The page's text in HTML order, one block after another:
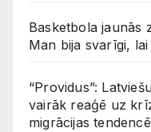
Basketbola jaunās
Man bija svarīgi,
“Providus”:
vairāk reaģē uz
migrācijas